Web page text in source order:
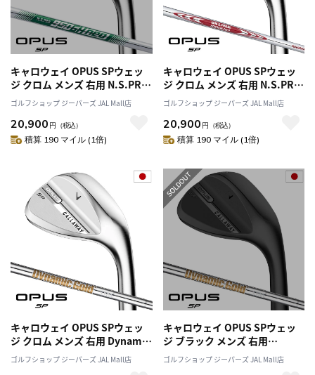
キャロウェイ OPUS SPウェッ
ジ クロム メンズ 右用 N.S.PRO
950GH neo スチールシャフト
2025年モデル Callaway 日本正
規品 ゴルフクラブ
ゴルフショップ ジーパーズ JAL Mall店
20,900 円 （税込）
積算 190 マイル (1倍)
キャロウェイ OPUS SPウェッ
ジ クロム メンズ 右用 N.S.PRO
MODUS3 Tour 105 スチールシ
ャフト 2025年モデル Callaway
日本正規品 ゴルフクラブ
ゴルフショップ ジーパーズ JAL Mall店
20,900 円 （税込）
積算 190 マイル (1倍)
キャロウェイ OPUS SPウェッ
ジ クロム メンズ 右用 Dynamic
Gold スチールシャフト 2025年
モデル Callaway 日本正規品 ゴ
ゴルフショップ ジーパーズ JAL Mall店
キャロウェイ OPUS SPウェッ
ジ ブラック メンズ 右用
Dynamic Gold スチールシャフ
ト 2025年モデル Callaway 日本
ゴルフショップ ジーパーズ JAL Mall店